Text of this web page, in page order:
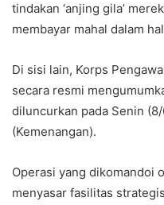
tindakan ‘anjing gila’
membayar mahal dalam
Di sisi lain, Korps
secara resmi
diluncurkan pada Senin
(Kemenangan).
Operasi yang dikomandoi
menyasar fasilitas